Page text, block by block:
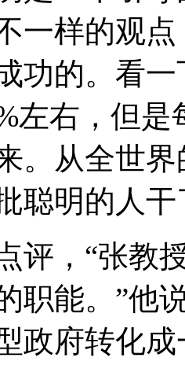
一样的观
功的。看
左右，但
。从全世
聪明的人
评，“张教
职能。”他
政府转化